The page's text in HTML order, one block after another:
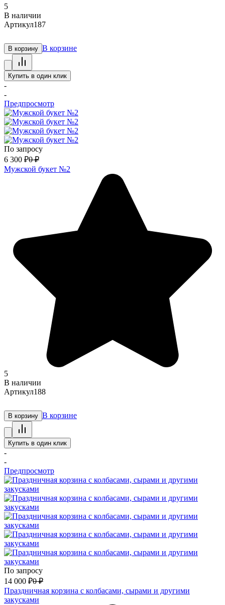
5
В наличии
Артикул187
В корзину В корзине
Купить в один клик
-
-
Предпросмотр
По запросу
6 300 ₽0 ₽
Мужской букет №2
5
В наличии
Артикул188
В корзину В корзине
Купить в один клик
-
-
Предпросмотр
По запросу
14 000 ₽0 ₽
Праздничная корзина с колбасами, сырами и другими
закусками